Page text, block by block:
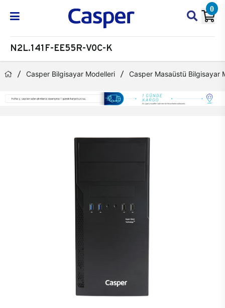
0
N2L.141F-EE55R-V0C-K
Casper Bilgisayar Modelleri Casper Masaüstü Bilgisayar